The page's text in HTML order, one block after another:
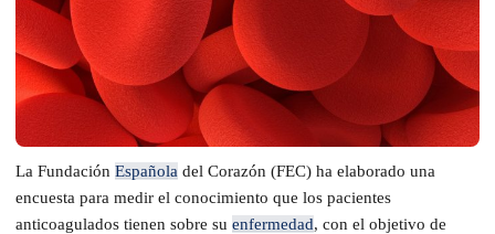
La Fundación Española del Corazón (FEC) ha elaborado una
encuesta para medir el conocimiento que los pacientes
anticoagulados tienen sobre su enfermedad, con el objetivo de